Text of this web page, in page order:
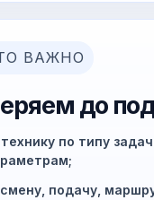
ВАЖНО
до
по типу
подачу,